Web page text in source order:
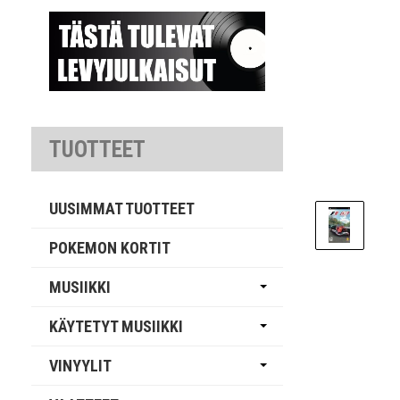
TUOTTEET
UUSIMMAT TUOTTEET
POKEMON KORTIT
MUSIIKKI
KÄYTETYT MUSIIKKI
VINYYLIT